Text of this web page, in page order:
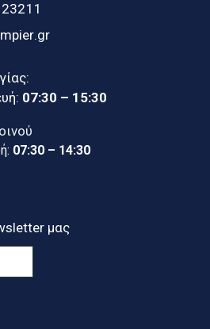
07:30 – 15:30
07:30 – 14:30
μας